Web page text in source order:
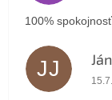
100% spokojnosť
JJ